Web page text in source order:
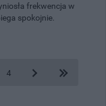
frekwencja w
spokojnie.
4